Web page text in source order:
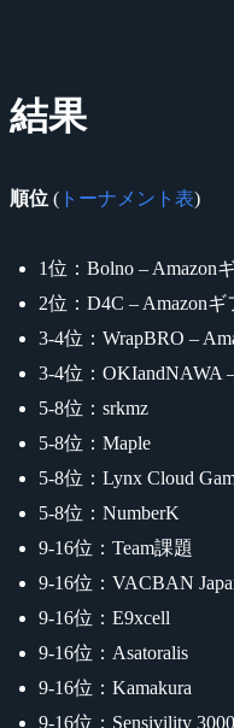
結果
順位 ( トーナメント表)
1位：Bolno – Amazon
2位：D4C – Amazonギ
3-4位：WrapBRO –
3-4位：OKIandNAWA
5-8位：srkmz
5-8位：Maple
5-8位：Lynx Cloud
5-8位：NumberK
9-16位：Team課題
9-16位：VACBAN
9-16位：E9xcell
9-16位：Asatoralis
9-16位：Kamakura
9-16位：Sensivility 3000